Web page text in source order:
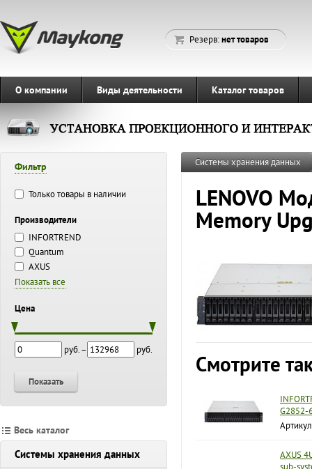
Резерв:нет товаров
О компании Виды деятельности Каталог товаров
Фильтр
Только товары в наличии
Производители
INFORTREND
Quantum
AXUS
Показать все
Цена
руб. – руб.
Показать
Весь каталог
Системы хранения данных
Системы хранения данных
LENOVO
Memory
Смотрите
G2852-
AXUS
sub-